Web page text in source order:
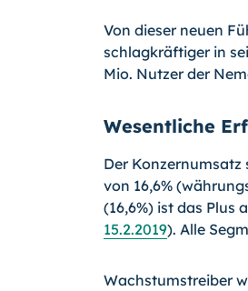
Von dieser neuen
schlagkräftiger in
Mio. Nutzer der
Wesentliche
Der Konzernumsatz
von 16,6%
(16,6%) ist das Plus
15.2.2019). Alle
Wachstumstreiber